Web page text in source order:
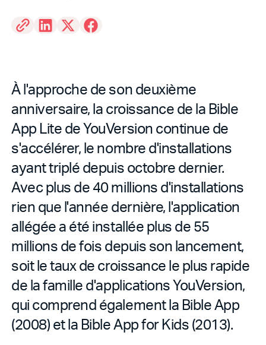
À l'approche de son deuxième
anniversaire, la croissance de la Bible
App Lite de YouVersion continue de
s'accélérer, le nombre d'installations
ayant triplé depuis octobre dernier.
Avec plus de 40 millions d'installations
rien que l'année dernière, l'application
allégée a été installée plus de 55
millions de fois depuis son lancement,
soit le taux de croissance le plus rapide
de la famille d'applications YouVersion,
qui comprend également la Bible App
(2008) et la Bible App for Kids (2013).